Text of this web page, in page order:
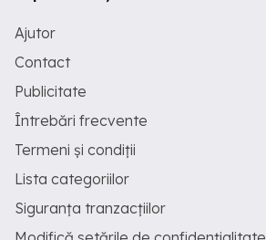
Ajutor
Contact
Publicitate
Întrebări frecvente
Termeni și condiții
Lista categoriilor
Siguranța tranzacțiilor